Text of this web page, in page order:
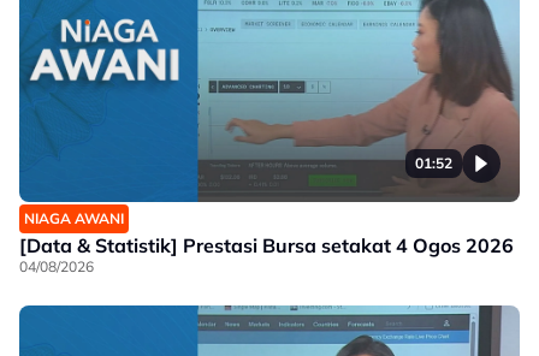
01:52
NIAGA AWANI
[Data & Statistik] Prestasi Bursa setakat 4 Ogos 2026
04/08/2026